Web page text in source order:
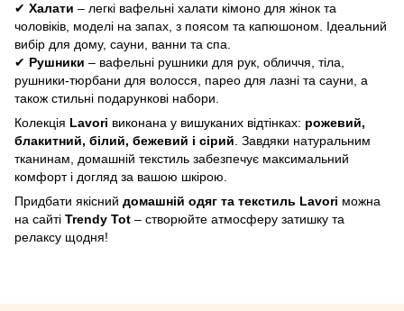
✔ Халати – легкі вафельні халати кімоно для жінок та
чоловіків, моделі на запах, з поясом та капюшоном. Ідеальний
вибір для дому, сауни, ванни та спа.
✔ Рушники – вафельні рушники для рук, обличчя, тіла,
рушники-тюрбани для волосся, парео для лазні та сауни, а
також стильні подарункові набори.
Колекція Lavori виконана у вишуканих відтінках: рожевий,
блакитний, білий, бежевий і сірий . Завдяки натуральним
тканинам, домашній текстиль забезпечує максимальний
комфорт і догляд за вашою шкірою.
Придбати якісний домашній одяг та текстиль Lavori можна
на сайті Trendy Tot – створюйте атмосферу затишку та
релаксу щодня!